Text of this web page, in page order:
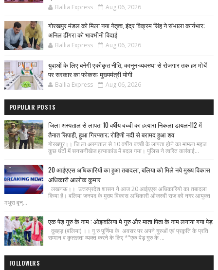
Ballia Express Aug 06, 2026
गोरखपुर मंडल को मिला नया नेतृत्व, इंद्र विक्रम सिंह ने संभाला कार्यभार;
अनिल ढींगरा को भावभीनी विदाई
Ballia Express Aug 06, 2026
युवाओं के लिए बनेगी एकीकृत नीति, कानून-व्यवस्था से रोजगार तक हर मोर्चे
पर सरकार का फोकस: मुख्यमंत्री योगी
Ballia Express Aug 06, 2026
POPULAR POSTS
जिला अस्पताल से लापता 10 वर्षीय बच्ची का हत्यारा निकला डायल-112 में
तैनात सिपाही, हुआ गिरफ्तार; रोहिणी नदी से बरामद हुआ शव
गोरखपुर।। जि ला अस्पताल से 10 वर्षीय बच्ची के लापता होने का मामला महज
कुछ घंटों में सनसनीखेज हत्याकांड में बदल गया। पुलिस ने त्वरित कार्रवाई...
20 आईएएस अधिकारियों का हुआ तबादला, बलिया को मिले नये मुख्य विकास
अधिकारी आलोक कुमार
लखनऊ।। उत्तरप्रदेश शासन ने आज 20 आईएएस अधिकारियो का तबादला
किया है। बलिया जनपद के मुख्य विकास अधिकारी ओजस्वी राज को नगर आयुक्त
मथुरा वृन्...
एक पेड़ गुरु के नाम : ओझवलिया मे गुरु और माता पिता के नाम लगाया गया पेड़
दुबहड़ (बलिया) ।। गु रु पूर्णिमा के अवसर पर अपने गुरुओं एवं प्रकृति के प्रति
सम्मान व कृतज्ञता व्यक्त करने के लिए *"एक पेड़ गुरु के ...
FOLLOWERS